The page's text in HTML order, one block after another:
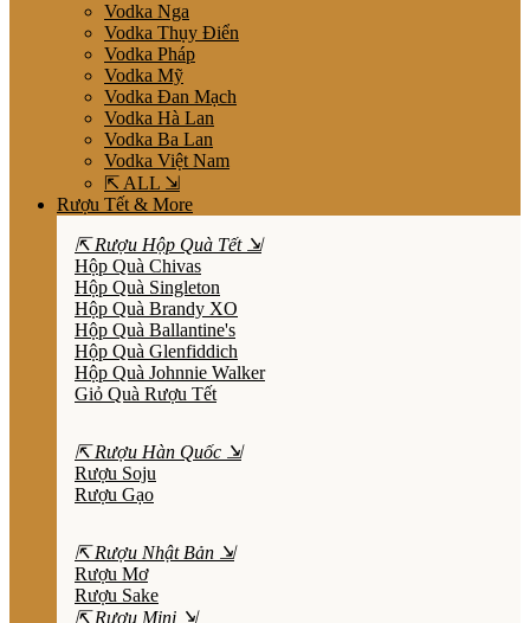
Vodka Nga
Vodka Thụy Điển
Vodka Pháp
Vodka Mỹ
Vodka Đan Mạch
Vodka Hà Lan
Vodka Ba Lan
Vodka Việt Nam
⇱ ALL ⇲
Rượu Tết & More
⇱ Rượu Hộp Quà Tết ⇲
Hộp Quà Chivas
Hộp Quà Singleton
Hộp Quà Brandy XO
Hộp Quà Ballantine's
Hộp Quà Glenfiddich
Hộp Quà Johnnie Walker
Giỏ Quà Rượu Tết
⇱ Rượu Hàn Quốc ⇲
Rượu Soju
Rượu Gạo
⇱ Rượu Nhật Bản ⇲
Rượu Mơ
Rượu Sake
⇱ Rượu Mini ⇲